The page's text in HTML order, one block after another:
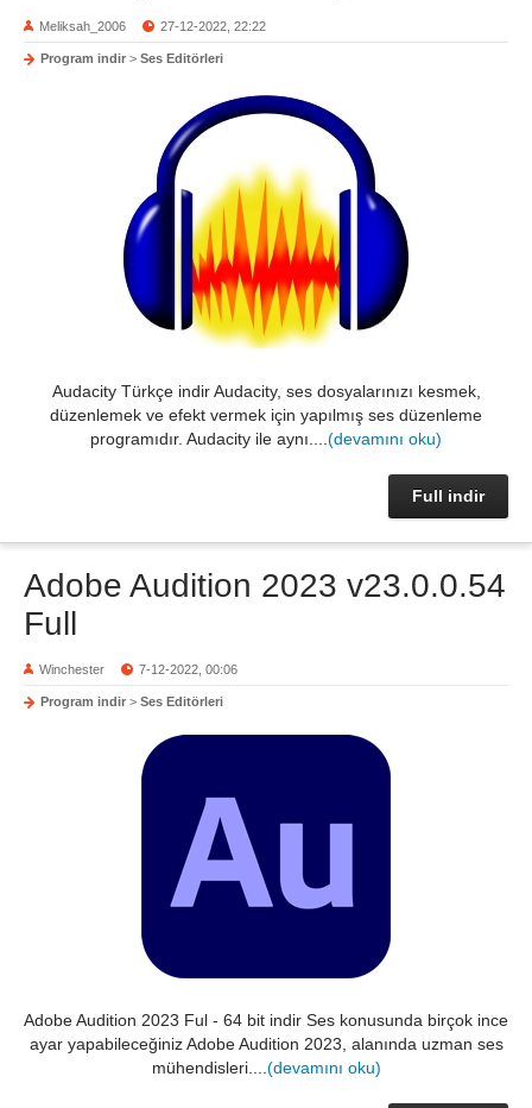
Meliksah_2006 27-12-2022, 22:22
Program indir > Ses Editörleri
Audacity Türkçe indir Audacity, ses dosyalarınızı kesmek,
düzenlemek ve efekt vermek için yapılmış ses düzenleme
programıdır. Audacity ile aynı.... (devamını oku)
Full indir
Adobe Audition 2023 v23.0.0.54
Full
Winchester 7-12-2022, 00:06
Program indir > Ses Editörleri
Adobe Audition 2023 Ful - 64 bit indir Ses konusunda birçok ince
ayar yapabileceğiniz Adobe Audition 2023, alanında uzman ses
mühendisleri.... (devamını oku)